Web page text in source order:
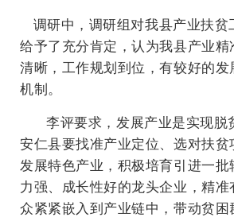
调研中，调研组对我县产业扶贫
给予了充分肯定，认为我县产业精
清晰，工作规划到位，有较好的发
机制。
李评要求，发展产业是实现脱
安仁县要找准产业定位、选对扶贫
发展特色产业，积极培育引进一批
力强、成长性好的龙头企业，精准
众紧紧嵌入到产业链中，带动贫困